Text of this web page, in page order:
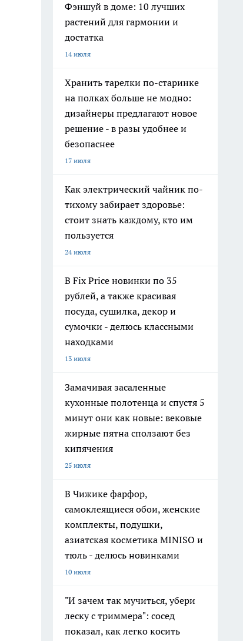
Фэншуй в доме: 10 лучших
растений для гармонии и
достатка
14 июля
Хранить тарелки по-старинке
на полках больше не модно:
дизайнеры предлагают новое
решение - в разы удобнее и
безопаснее
17 июля
Как электрический чайник по-
тихому забирает здоровье:
стоит знать каждому, кто им
пользуется
24 июля
В Fix Price новинки по 35
рублей, а также красивая
посуда, сушилка, декор и
сумочки - делюсь классными
находками
13 июля
Замачивая засаленные
кухонные полотенца и спустя 5
минут они как новые: вековые
жирные пятна сползают без
кипячения
25 июля
В Чижике фарфор,
самоклеящиеся обои, женские
комплекты, подушки,
азиатская косметика MINISO и
тюль - делюсь новинками
10 июля
"И зачем так мучиться, убери
леску с триммера": сосед
показал, как легко косить